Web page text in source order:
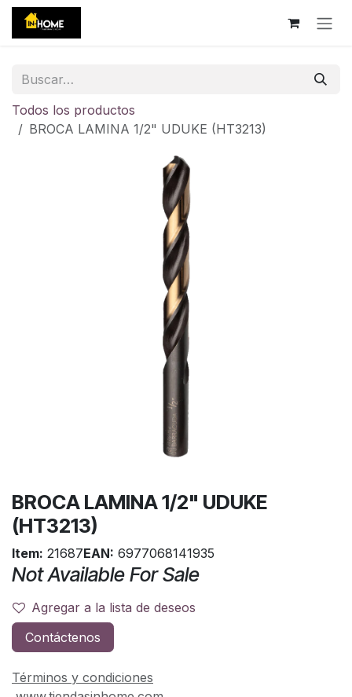
Ir al contenido
Todos los productos
BROCA LAMINA 1/2" UDUKE (HT3213)
BROCA LAMINA 1/2" UDUKE
(HT3213)
Item: 21687EAN: 6977068141935
Not Available For Sale
Agregar a la lista de deseos
Contáctenos
Términos y condiciones